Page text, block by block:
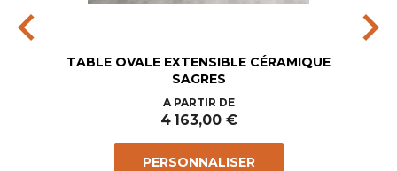
chevron_left
TABLE OVALE EXTENSIBLE CÉRAMIQUE
SAGRES
Prix
A PARTIR DE
4 163,00 €
PERSONNALISER
chevron_right